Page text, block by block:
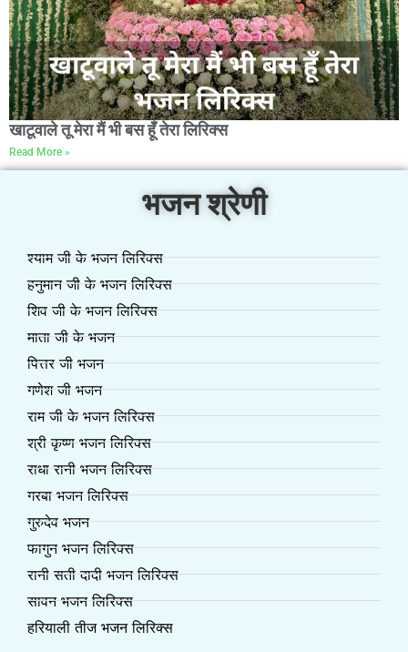
खाटूवाले तू मेरा मैं भी बस हूँ तेरा लिरिक्स
Read More »
भजन श्रेणी
श्याम जी के भजन लिरिक्स
हनुमान जी के भजन लिरिक्स
शिव जी के भजन लिरिक्स
माता जी के भजन
पित्तर जी भजन
गणेश जी भजन
राम जी के भजन लिरिक्स
श्री कृष्ण भजन लिरिक्स
राधा रानी भजन लिरिक्स
गरबा भजन लिरिक्स
गुरुदेव भजन
फागुन भजन लिरिक्स
रानी सती दादी भजन लिरिक्स
सावन भजन लिरिक्स
हरियाली तीज भजन लिरिक्स